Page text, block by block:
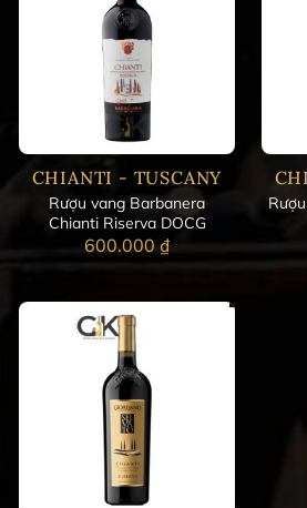
CHIANTI - TUSCANY
Rượu vang Barbanera
Chianti Riserva DOCG
600.000 ₫